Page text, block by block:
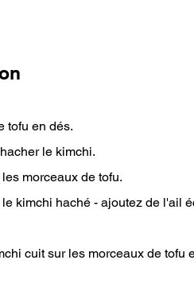
tofu en dés.
le kimchi.
morceaux de tofu.
kimchi haché - ajoutez de l'ail
cuit sur les morceaux de tofu